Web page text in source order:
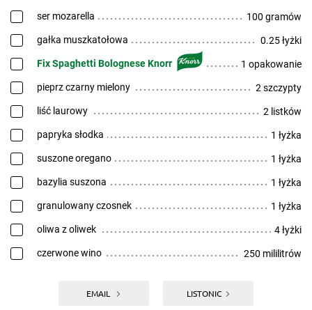
ser mozarella 100 gramów
gałka muszkatołowa 0.25 łyżki
Fix Spaghetti Bolognese Knorr 1 opakowanie
pieprz czarny mielony 2 szczypty
liść laurowy 2 listków
papryka słodka 1 łyżka
suszone oregano 1 łyżka
bazylia suszona 1 łyżka
granulowany czosnek 1 łyżka
oliwa z oliwek 4 łyżki
czerwone wino 250 mililitrów
EMAIL LISTONIC